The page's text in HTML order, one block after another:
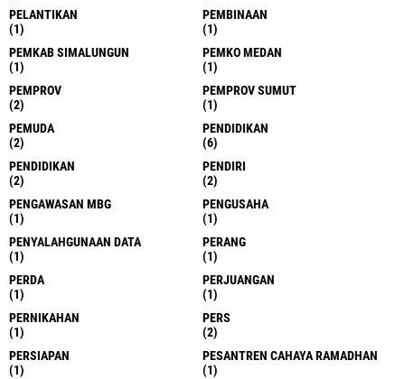
PELANTIKAN
(1)
PEMBINAAN
(1)
PEMKAB SIMALUNGUN
(1)
PEMKO MEDAN
(1)
PEMPROV
(2)
PEMPROV SUMUT
(1)
PEMUDA
(2)
PENDIDIKAN
(6)
PENDIDIKAN
(2)
PENDIRI
(2)
PENGAWASAN MBG
(1)
PENGUSAHA
(1)
PENYALAHGUNAAN DATA
(1)
PERANG
(1)
PERDA
(1)
PERJUANGAN
(1)
PERNIKAHAN
(1)
PERS
(2)
PERSIAPAN
(1)
PESANTREN CAHAYA RAMADHAN
(1)